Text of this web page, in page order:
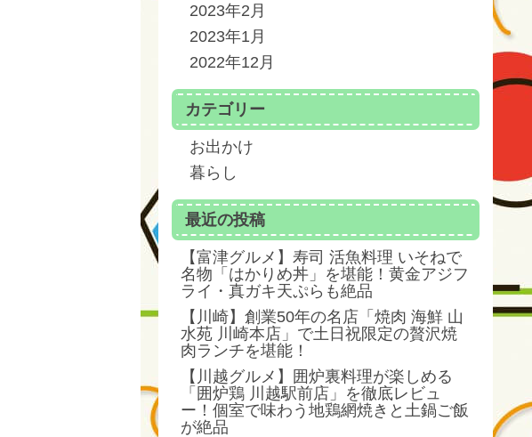
2023年2月
2023年1月
2022年12月
カテゴリー
お出かけ
暮らし
最近の投稿
【富津グルメ】寿司 活魚料理 いそねで
名物「はかりめ丼」を堪能！黄金アジフ
ライ・真ガキ天ぷらも絶品
【川崎】創業50年の名店「焼肉 海鮮 山
水苑 川崎本店」で土日祝限定の贅沢焼
肉ランチを堪能！
【川越グルメ】囲炉裏料理が楽しめる
「囲炉鶏 川越駅前店」を徹底レビュ
ー！個室で味わう地鶏網焼きと土鍋ご飯
が絶品